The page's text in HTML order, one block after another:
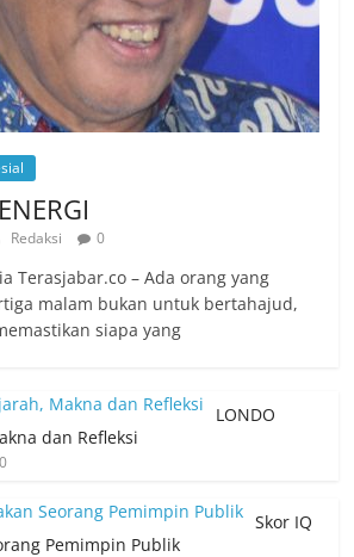
Redaksi 0
Terasjabar.co – Ada orang yang
malam bukan untuk bertahajud,
siapa yang
LONDO
dan Refleksi
0
Skor IQ
Pemimpin Publik